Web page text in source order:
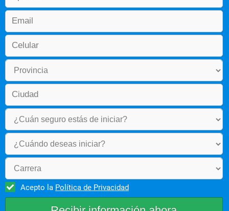
Acepto la Política de Privacidad